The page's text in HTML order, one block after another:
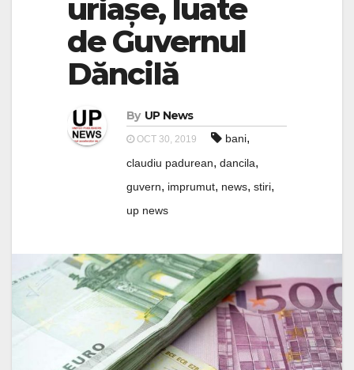
uriașe, luate
de Guvernul
Dăncilă
By UP News
OCT 30, 2019 bani,
claudiu padurean, dancila,
guvern, imprumut, news, stiri,
up news